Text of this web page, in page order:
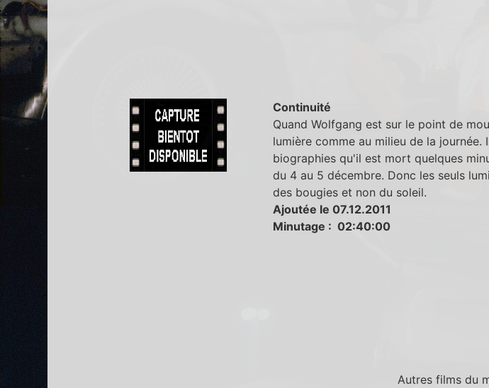
Continuité
Quand Wolfgang est sur le point de
lumière comme au milieu de la
biographies qu'il est mort quelques
du 4 au 5 décembre. Donc les seuls
des bougies et non du soleil.
Ajoutée le 07.12.2011
Minutage : 02:40:00
Autres films du